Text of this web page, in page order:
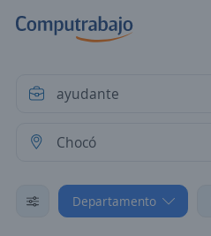
Departamento